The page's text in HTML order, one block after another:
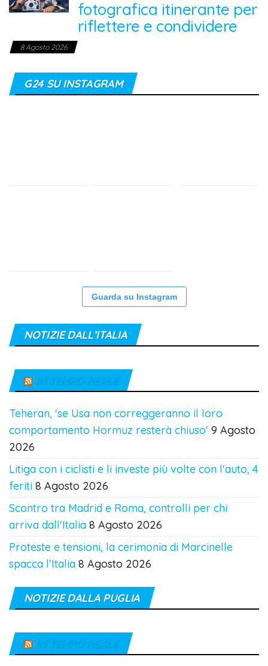
fotografica itinerante per
riflettere e condividere
8 Agosto 2026
G24 SU INSTAGRAM
Guarda su Instagram
NOTIZIE DALL’ITALIA
IN TEMPO REALE
Teheran, 'se Usa non correggeranno il loro
comportamento Hormuz resterà chiuso' 9 Agosto
2026
Litiga con i ciclisti e li investe più volte con l'auto, 4
feriti 8 Agosto 2026
Scontro tra Madrid e Roma, controlli per chi
arriva dall'Italia 8 Agosto 2026
Proteste e tensioni, la cerimonia di Marcinelle
spacca l'Italia 8 Agosto 2026
NOTIZIE DALLA PUGLIA
IN TEMPO REALE